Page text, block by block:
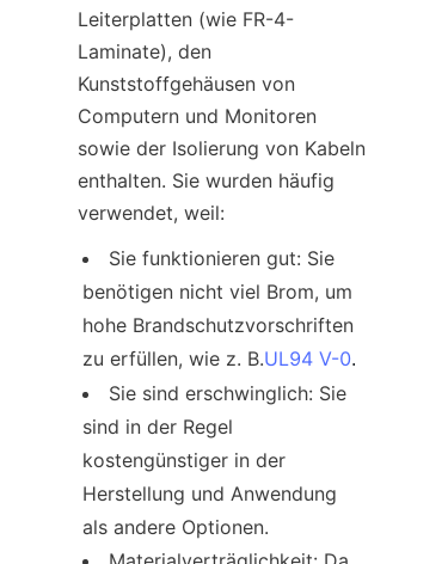
Leiterplatten (wie FR-4-
Laminate), den
Kunststoffgehäusen von
Computern und Monitoren
sowie der Isolierung von Kabeln
enthalten. Sie wurden häufig
verwendet, weil:
Sie funktionieren gut: Sie
benötigen nicht viel Brom, um
hohe Brandschutzvorschriften
zu erfüllen, wie z. B.UL94 V-0.
Sie sind erschwinglich: Sie
sind in der Regel
kostengünstiger in der
Herstellung und Anwendung
als andere Optionen.